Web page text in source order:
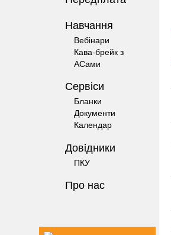
Навчання
Вебінари
Кава-брейк з
АСами
Сервіси
Бланки
Документи
Календар
Довiдники
ПКУ
Про нас